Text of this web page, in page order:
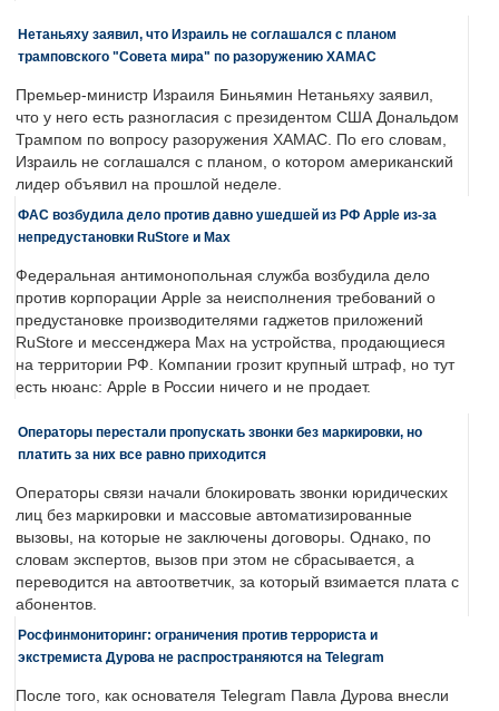
Нетаньяху заявил, что Израиль не соглашался с планом
трамповского "Совета мира" по разоружению ХАМАС
Премьер-министр Израиля Биньямин Нетаньяху заявил,
что у него есть разногласия с президентом США Дональдом
Трампом по вопросу разоружения ХАМАС. По его словам,
Израиль не соглашался с планом, о котором американский
лидер объявил на прошлой неделе.
ФАС возбудила дело против давно ушедшей из РФ Apple из-за
непредустановки RuStore и Max
Федеральная антимонопольная служба возбудила дело
против корпорации Apple за неисполнения требований о
предустановке производителями гаджетов приложений
RuStore и мессенджера Max на устройства, продающиеся
на территории РФ. Компании грозит крупный штраф, но тут
есть нюанс: Apple в России ничего и не продает.
Операторы перестали пропускать звонки без маркировки, но
платить за них все равно приходится
Операторы связи начали блокировать звонки юридических
лиц без маркировки и массовые автоматизированные
вызовы, на которые не заключены договоры. Однако, по
словам экспертов, вызов при этом не сбрасывается, а
переводится на автоответчик, за который взимается плата с
абонентов.
Росфинмониторинг: ограничения против террориста и
экстремиста Дурова не распространяются на Telegram
После того, как основателя Telegram Павла Дурова внесли